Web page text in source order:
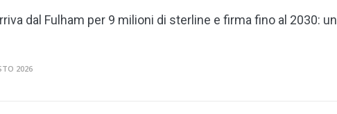
dal Fulham per 9 milioni di sterline e firma fino al 2030: un
2026